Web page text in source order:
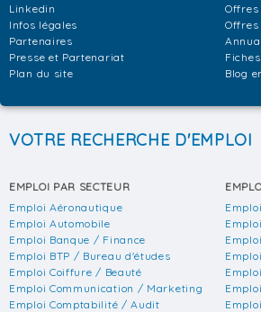
Linkedin
Infos légales
Partenaires
Presse et Partenariat
Plan du site
Offres
Offres
Blog
VOTRE RECHERCHE D'EMPLOI
EMPLOI PAR SECTEUR
Emploi Aéronautique
Emploi Automobile
Emploi Banque / Finance
Emploi BTP / Bureau d'études
Emploi Coiffure / Beauté
Emploi Communication / Marketing
Emploi Comptabilité / Audit